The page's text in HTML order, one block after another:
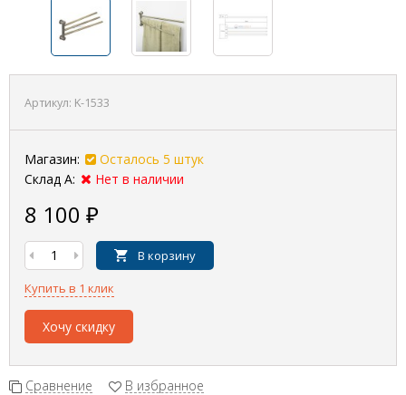
Артикул: K-1533
Магазин:
Осталось 5 штук
Склад А:
Нет в наличии
8 100 ₽
В корзину
Купить в 1 клик
Хочу скидку
Сравнение В избранное